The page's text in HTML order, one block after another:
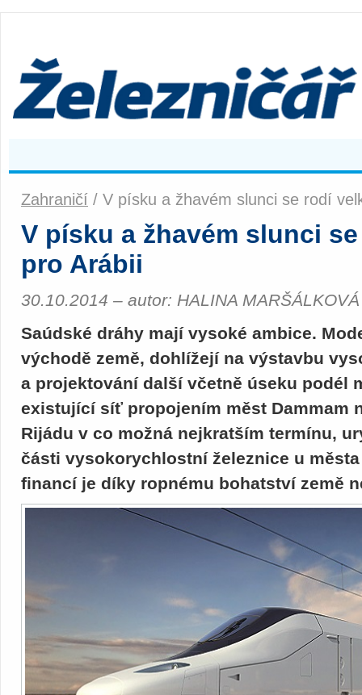
Zahraničí / V písku a žhavém slunci se rodí
V písku a žhavém slunci
pro Arábii
30.10.2014 – autor: HALINA MARŠÁLKOVÁ
Saúdské dráhy mají vysoké ambice.
východě země, dohlížejí na výstavbu
a projektování další včetně úseku podél
existující síť propojením měst Dammam
Rijádu v co možná nejkratším termínu,
části vysokorychlostní železnice u
financí je díky ropnému bohatství země